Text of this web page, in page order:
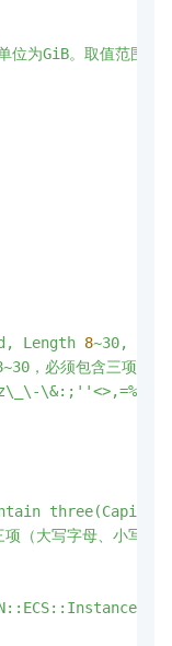
位为GiB。取值范围：
Length 8~30,
，必须包含三项（
z\_\-\&:;'
three(Capital
（大写字母、小写字